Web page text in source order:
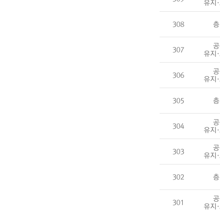
유지
308
307
유지
306
유지
305
304
유지
303
유지
302
301
유지